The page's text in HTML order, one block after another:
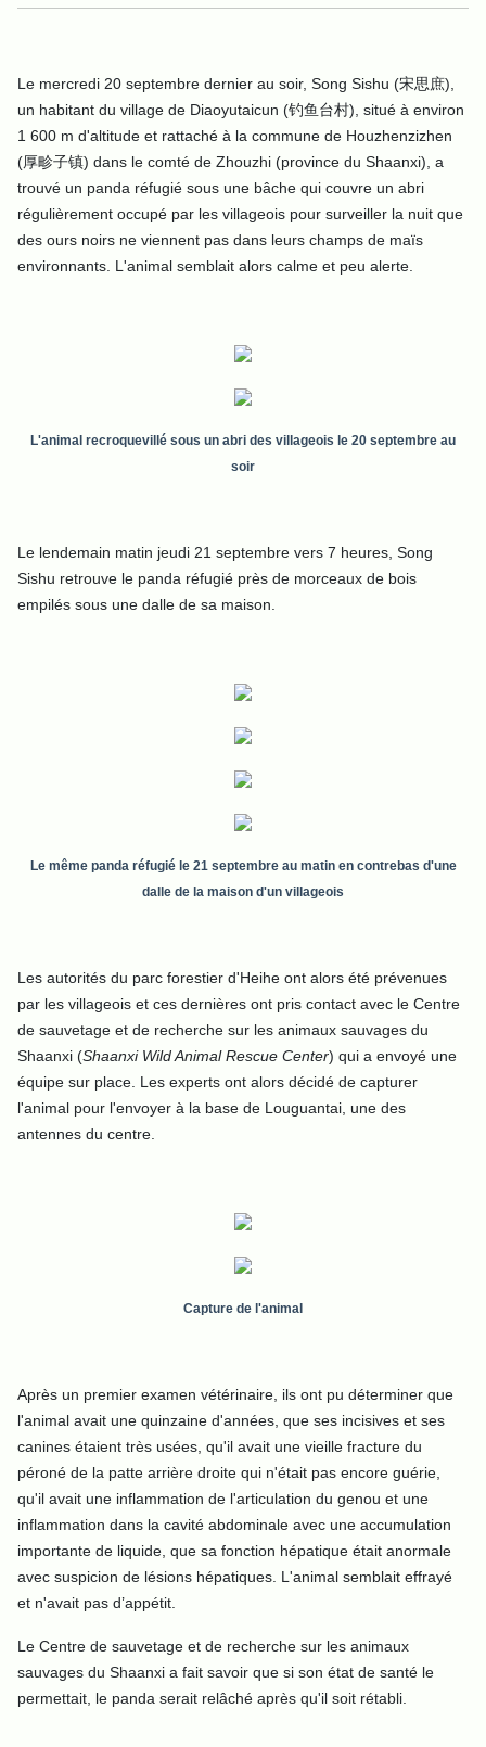
Le mercredi 20 septembre dernier au soir, Song Sishu (宋思庶),
un habitant du village de Diaoyutaicun (钓鱼台村), situé à environ
1 600 m d'altitude et rattaché à la commune de Houzhenzizhen
(厚畛子镇) dans le comté de Zhouzhi (province du Shaanxi), a
trouvé un panda réfugié sous une bâche qui couvre un abri
régulièrement occupé par les villageois pour surveiller la nuit que
des ours noirs ne viennent pas dans leurs champs de maïs
environnants. L'animal semblait alors calme et peu alerte.
L'animal recroquevillé sous un abri des villageois le 20 septembre au
soir
Le lendemain matin jeudi 21 septembre vers 7 heures, Song
Sishu retrouve le panda réfugié près de morceaux de bois
empilés sous une dalle de sa maison.
Le même panda réfugié le 21 septembre au matin en contrebas d'une
dalle de la maison d'un villageois
Les autorités du parc forestier d'Heihe ont alors été prévenues
par les villageois et ces dernières ont pris contact avec le Centre
de sauvetage et de recherche sur les animaux sauvages du
Shaanxi (Shaanxi Wild Animal Rescue Center) qui a envoyé une
équipe sur place. Les experts ont alors décidé de capturer
l'animal pour l'envoyer à la base de Louguantai, une des
antennes du centre.
Capture de l'animal
Après un premier examen vétérinaire, ils ont pu déterminer que
l'animal avait une quinzaine d'années, que ses incisives et ses
canines étaient très usées, qu'il avait une vieille fracture du
péroné de la patte arrière droite qui n'était pas encore guérie,
qu'il avait une inflammation de l'articulation du genou et une
inflammation dans la cavité abdominale avec une accumulation
importante de liquide, que sa fonction hépatique était anormale
avec suspicion de lésions hépatiques. L'animal semblait effrayé
et n'avait pas d’appétit.
Le Centre de sauvetage et de recherche sur les animaux
sauvages du Shaanxi a fait savoir que si son état de santé le
permettait, le panda serait relâché après qu'il soit rétabli.